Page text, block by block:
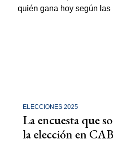
ELECCIONES 2025
La encuesta que
la elección en